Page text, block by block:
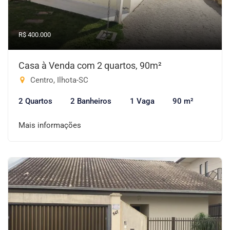
R$ 400.000
Casa à Venda com 2 quartos, 90m²
Centro, Ilhota-SC
2 Quartos 2 Banheiros 1 Vaga 90 m²
Mais informações